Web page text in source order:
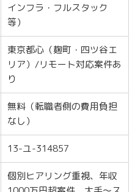
インフラ・フルスタック
等）
東京都心（麹町・四ツ谷エ
リア）/リモート対応案件あ
り
無料（転職者側の費用負担
なし）
13-ユ-314857
個別ヒアリング重視、年収